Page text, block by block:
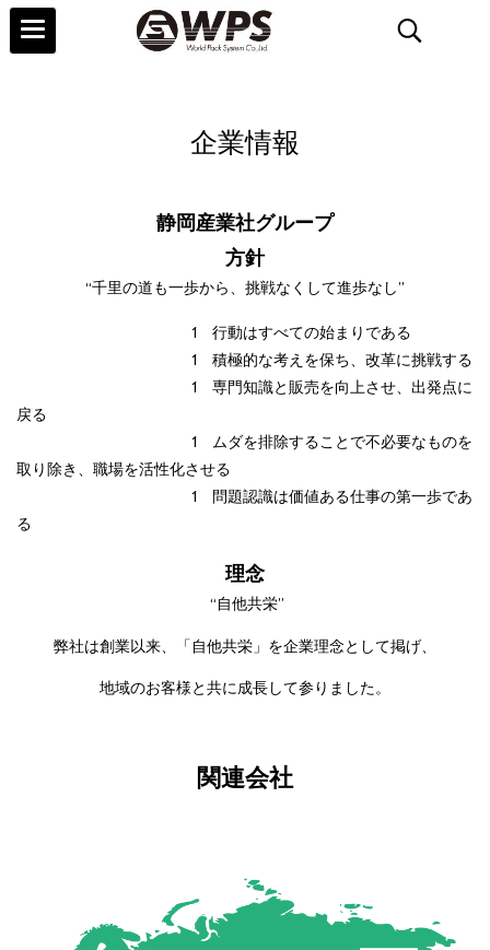
企業情報
静岡産業社グループ​​
方針​​
“千里の道も一歩から、挑戦なくして進歩なし”
1 行動はすべての始まりである
1 積極的な考えを保ち、改革に挑戦する
1 専門知識と販売を向上させ、出発点に
戻る
1 ムダを排除することで不必要なものを
取り除き、職場を活性化させる​​
1 問題認識は価値ある仕事の第一歩であ
る
理念
“自他共栄”
弊社は創業以来、「自他共栄」を企業理念として掲げ、
地域のお客様と共に成長して参りました。
関連会社